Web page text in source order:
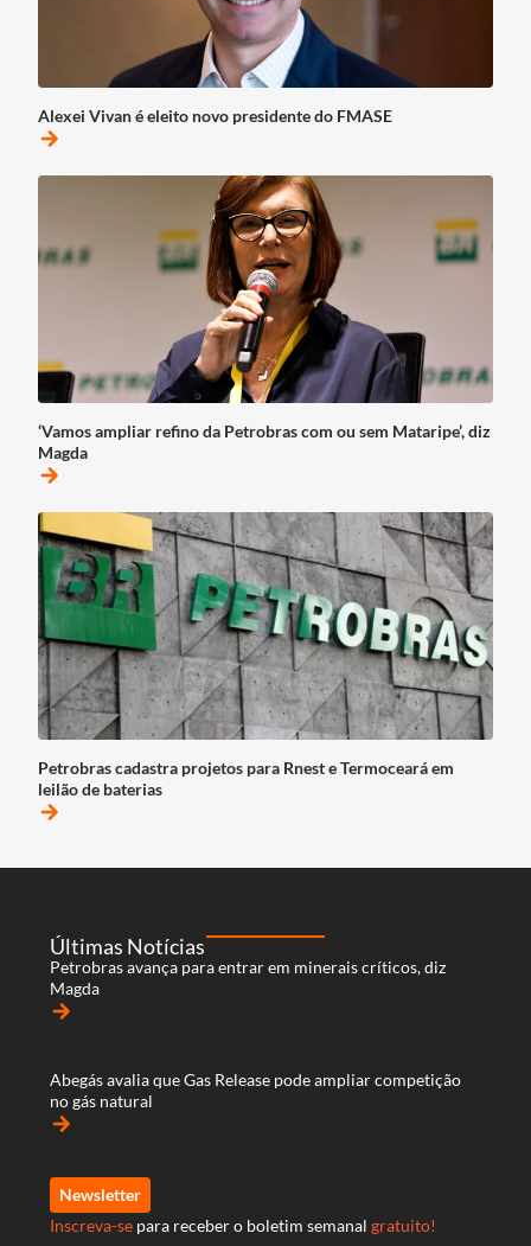
Alexei Vivan é eleito novo presidente do FMASE
arrow_forward
‘Vamos ampliar refino da Petrobras com ou sem Mataripe’, diz
Magda
arrow_forward
Petrobras cadastra projetos para Rnest e Termoceará em
leilão de baterias
arrow_forward
Últimas Notícias
Petrobras avança para entrar em minerais críticos, diz
Magda
arrow_forward
Abegás avalia que Gas Release pode ampliar competição
no gás natural
arrow_forward
Newsletter
Inscreva-se para receber o boletim semanal gratuito!